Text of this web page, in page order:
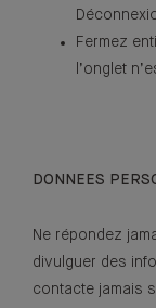
Fermez
l’onglet
DONNEES
Ne répondez
divulguer des
contacte jamais